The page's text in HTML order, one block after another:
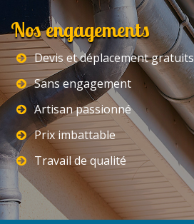
Nos engagements
Devis et déplacement gratuits
Sans engagement
Artisan passionné
Prix imbattable
Travail de qualité